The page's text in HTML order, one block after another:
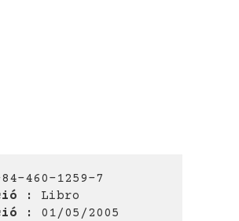
84-460-1259-7
:
Libro
:
01/05/2005